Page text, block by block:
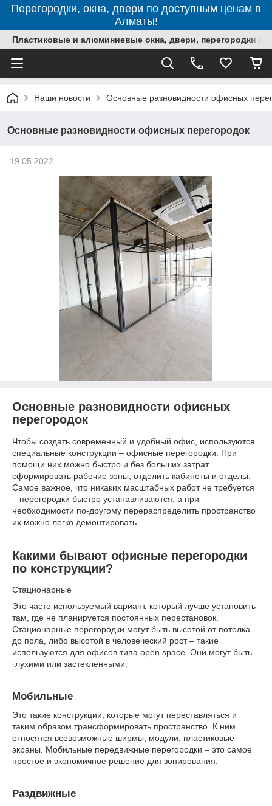
Перегородки, окна, двери по доступным ценам в
Алматы!
Пластиковые и алюминиевые окна, двери, перегородки в
Наши новости Основные разновидности офисных
Основные разновидности офисных перегородок
19.05.2022
Основные разновидности офисных
перегородок
Чтобы создать современный и удобный офис, используются
специальные конструкции – офисные перегородки. При
помощи них можно быстро и без больших затрат
сформировать рабочие зоны, отделить кабинеты и отделы.
Самое важное, что никаких масштабных работ не требуется
– перегородки быстро устанавливаются, а при
необходимости по-другому перераспределить пространство
их можно легко демонтировать.
Какими бывают офисные перегородки
по конструкции?
Стационарные
Это часто используемый вариант, который лучше установить
там, где не планируется постоянных перестановок.
Стационарные перегородки могут быть высотой от потолка
до пола, либо высотой в человеческий рост – такие
используются для офисов типа open space. Они могут быть
глухими или застекленными.
Мобильные
Это такие конструкции, которые могут переставляться и
таким образом трансформировать пространство. К ним
относятся всевозможные ширмы, модули, пластиковые
экраны. Мобильные передвижные перегородки – это самое
простое и экономичное решение для зонирования.
Раздвижные